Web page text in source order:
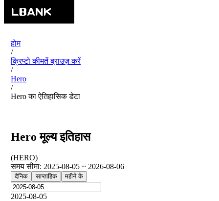
होम
/
क्रिप्टो कीमतें ब्राउज़ करें
/
Hero
/
Hero का ऐतिहासिक डेटा
Hero मूल्य इतिहास
(HERO)
समय सीमा: 2025-08-05 ~ 2026-08-06
दैनिक साप्ताहिक महीने के
2025-08-05